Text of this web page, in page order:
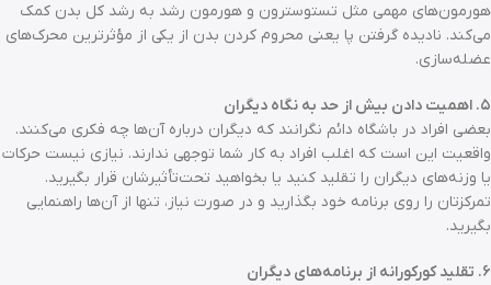
هورمون‌های مهمی مثل تستوسترون و هورمون رشد به رشد کل بدن کمک
می‌کند. نادیده گرفتن پا یعنی محروم کردن بدن از یکی از مؤثرترین محرک‌های
عضله‌سازی.
۵. اهمیت دادن بیش از حد به نگاه دیگران
بعضی افراد در باشگاه دائم نگرانند که دیگران درباره آن‌ها چه فکری می‌کنند.
واقعیت این است که اغلب افراد به کار شما توجهی ندارند. نیازی نیست حرکات
یا وزنه‌های دیگران را تقلید کنید یا بخواهید تحت‌تأثیرشان قرار بگیرید.
تمرکزتان را روی برنامه خود بگذارید و در صورت نیاز، تنها از آن‌ها راهنمایی
بگیرید.
۶. تقلید کورکورانه از برنامه‌های دیگران